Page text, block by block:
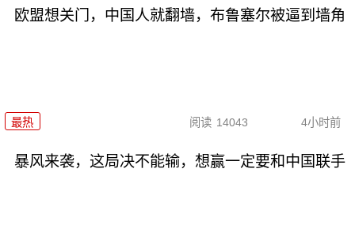
欧盟想关门，中国人就翻墙，布鲁塞尔被逼到墙角
最热 阅读 14043 4小时前
暴风来袭，这局决不能输，想赢一定要和中国联手